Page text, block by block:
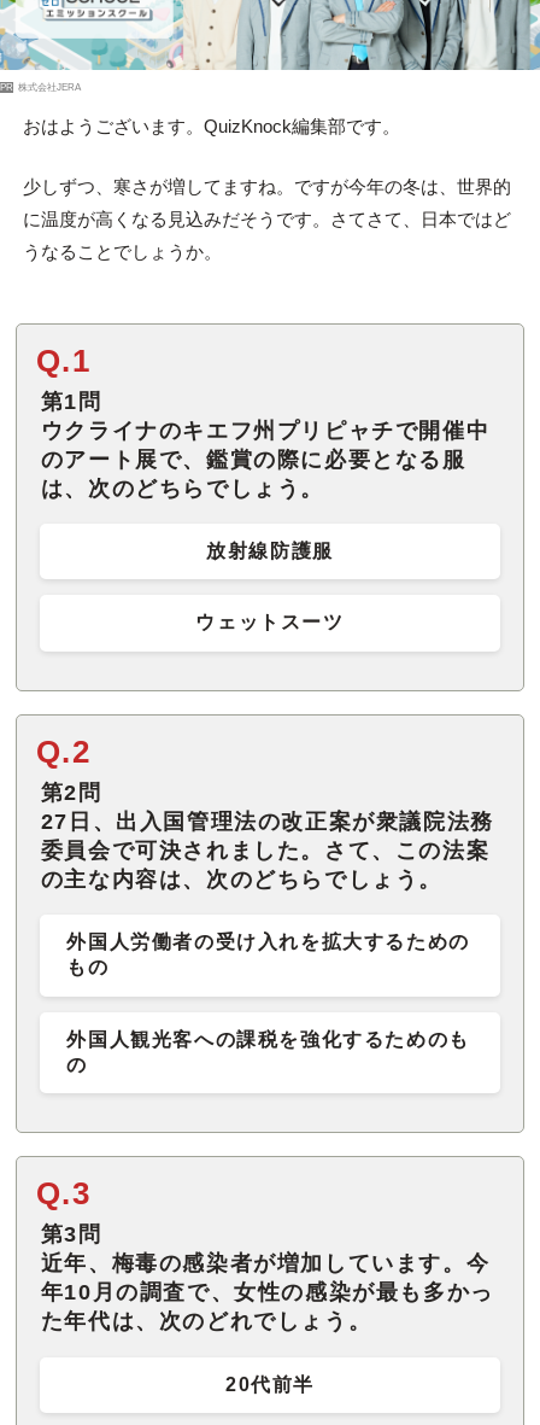
PR 株式会社JERA
おはようございます。QuizKnock編集部です。
少しずつ、寒さが増してますね。ですが今年の冬は、世界的
に温度が高くなる見込みだそうです。さてさて、日本ではど
うなることでしょうか。
Q.1
第1問
ウクライナのキエフ州プリピャチで開催中
のアート展で、鑑賞の際に必要となる服
は、次のどちらでしょう。
放射線防護服
ウェットスーツ
Q.2
第2問
27日、出入国管理法の改正案が衆議院法務
委員会で可決されました。さて、この法案
の主な内容は、次のどちらでしょう。
外国人労働者の受け入れを拡大するための
もの
外国人観光客への課税を強化するためのも
の
Q.3
第3問
近年、梅毒の感染者が増加しています。今
年10月の調査で、女性の感染が最も多かっ
た年代は、次のどれでしょう。
20代前半